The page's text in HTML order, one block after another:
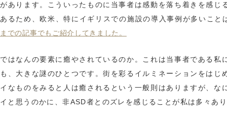
があります。こういったものに当事者は感動を落ち着きを感じ
あるため、欧米、特にイギリスでの施設の導入事例が多いこと
までの記事でもご紹介してきました。
ではなんの要素に癒やされているのか。これは当事者である私
も、大きな謎のひとつです。街を彩るイルミネーションをはじ
イなものをみると人は癒されるという一般則はありますが、な
イと思うのかに、非ASD者とのズレを感じることが私は多々あ